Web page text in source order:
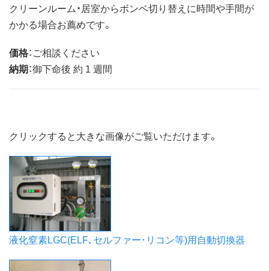
クリーンルーム・居室からボンベ切り替えに時間や手間が
かかる場合お薦めです。
価格：ご相談ください
納期：御下命後 約 1 週間
クリックすると大きな画像がご覧いただけます。
液化窒素LGC(ELF､セルファー･リコン等)用自動切換器